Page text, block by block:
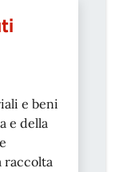
e beni
e della